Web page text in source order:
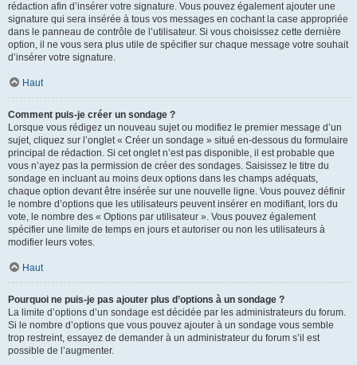
rédaction afin d’insérer votre signature. Vous pouvez également ajouter une
signature qui sera insérée à tous vos messages en cochant la case appropriée
dans le panneau de contrôle de l’utilisateur. Si vous choisissez cette dernière
option, il ne vous sera plus utile de spécifier sur chaque message votre souhait
d’insérer votre signature.
Haut
Comment puis-je créer un sondage ?
Lorsque vous rédigez un nouveau sujet ou modifiez le premier message d’un
sujet, cliquez sur l’onglet « Créer un sondage » situé en-dessous du formulaire
principal de rédaction. Si cet onglet n’est pas disponible, il est probable que
vous n’ayez pas la permission de créer des sondages. Saisissez le titre du
sondage en incluant au moins deux options dans les champs adéquats,
chaque option devant être insérée sur une nouvelle ligne. Vous pouvez définir
le nombre d’options que les utilisateurs peuvent insérer en modifiant, lors du
vote, le nombre des « Options par utilisateur ». Vous pouvez également
spécifier une limite de temps en jours et autoriser ou non les utilisateurs à
modifier leurs votes.
Haut
Pourquoi ne puis-je pas ajouter plus d’options à un sondage ?
La limite d’options d’un sondage est décidée par les administrateurs du forum.
Si le nombre d’options que vous pouvez ajouter à un sondage vous semble
trop restreint, essayez de demander à un administrateur du forum s’il est
possible de l’augmenter.